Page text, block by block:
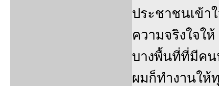
ประชาชนเข้า
ความจริงใจใ
บางพื้นที่ที่มีคน
ผมก็ทำงานให้